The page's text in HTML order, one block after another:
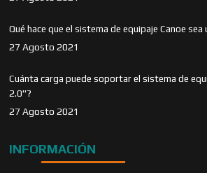
Qué hace que el sistema de equipaje Canoe sea
27 Agosto 2021
Cuánta carga puede soportar el sistema de
2.0"?
27 Agosto 2021
INFORMACIÓN